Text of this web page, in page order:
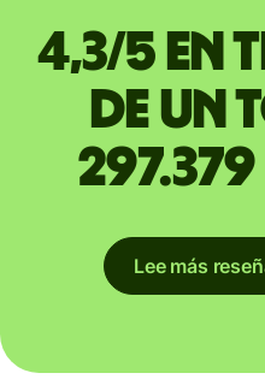
4,3/5 en
de un
Lee más